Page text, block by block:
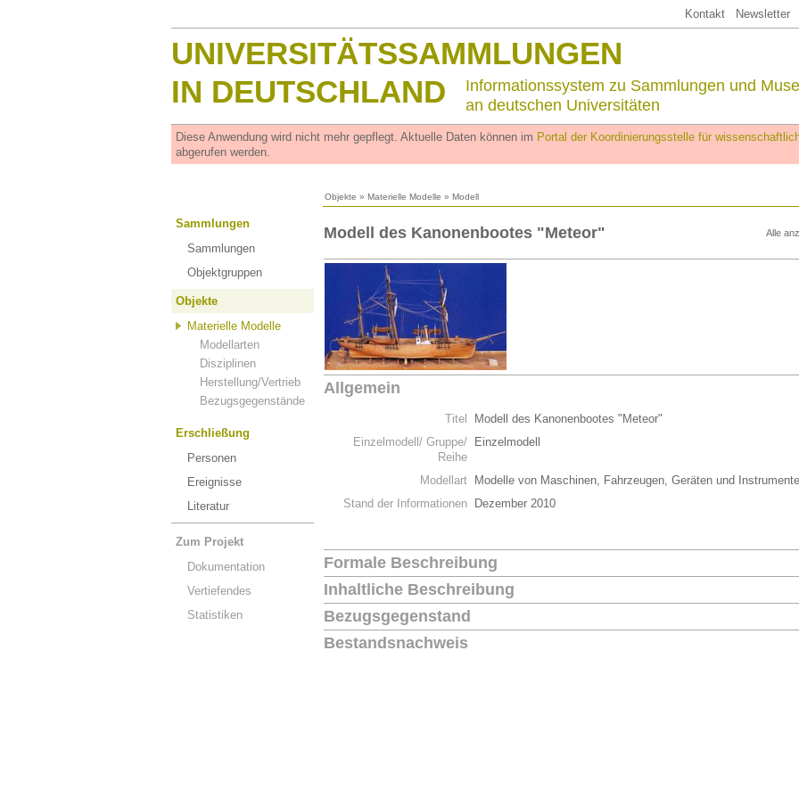
Kontakt Newsletter
UNIVERSITÄTSSAMMLUNGEN
IN DEUTSCHLAND
Informationssystem zu Sammlungen und
an deutschen Universitäten
Diese Anwendung wird nicht mehr gepflegt. Aktuelle Daten können im Portal der Koordinierungsstelle für
abgerufen werden.
Objekte » Materielle Modelle » Modell
Sammlungen
Sammlungen
Objektgruppen
Objekte
Materielle Modelle
Modellarten
Disziplinen
Herstellung/Vertrieb
Bezugsgegenstände
Erschließung
Personen
Ereignisse
Literatur
Zum Projekt
Dokumentation
Vertiefendes
Statistiken
Alle
Modell des Kanonenbootes "Meteor"
Allgemein
Titel
Modell des Kanonenbootes "Meteor"
Einzelmodell/ Gruppe/
Reihe
Einzelmodell
Modellart
Modelle von Maschinen, Fahrzeugen, Geräten und
Stand der Informationen
Dezember 2010
Formale Beschreibung
Inhaltliche Beschreibung
Bezugsgegenstand
Bestandsnachweis